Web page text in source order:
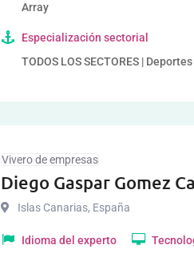
Array
Especialización sectorial
TODOS LOS SECTORES |
Vivero de empresas
Diego Gaspar Gomez
Islas Canarias, España
Idioma del experto